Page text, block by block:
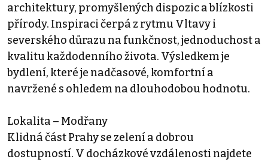
architektury, promyšlených dispozic a blízkosti
přírody. Inspiraci čerpá z rytmu Vltavy i
severského důrazu na funkčnost, jednoduchost a
kvalitu každodenního života. Výsledkem je
bydlení, které je nadčasové, komfortní a
navržené s ohledem na dlouhodobou hodnotu.
Lokalita – Modřany
Klidná část Prahy se zelení a dobrou
dostupností. V docházkové vzdálenosti najdete